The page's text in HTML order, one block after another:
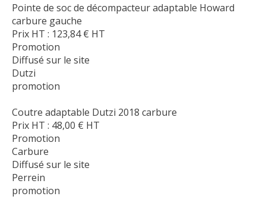
Pointe de soc de décompacteur adaptable Howard
carbure gauche
Prix HT : 123,84€ HT
Promotion
Diffusé sur le site
Dutzi
promotion
Coutre adaptable Dutzi 2018 carbure
Prix HT : 48,00 € HT
Promotion
Carbure
Diffusé sur le site
Perrein
promotion